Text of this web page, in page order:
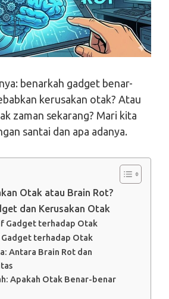
benarkah gadget benar-
kerusakan otak? Atau
zaman sekarang? Mari kita
santai dan apa adanya.
Otak atau Brain Rot?
dan Kerusakan Otak
Gadget terhadap Otak
Gadget terhadap Otak
Antara Brain Rot dan
Apakah Otak Benar-benar